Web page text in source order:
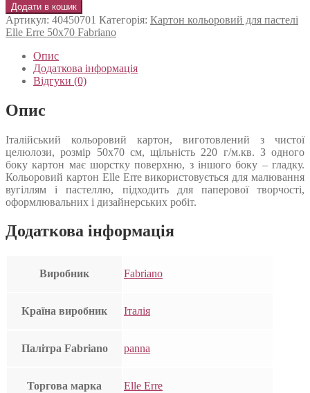
Додати в кошик
Артикул: 40450701 Категорія: Картон кольоровий для пастелі
Elle Erre 50х70 Fabriano
Опис
Додаткова інформація
Відгуки (0)
Опис
Італійський кольоровий картон, виготовлений з чистої
целюлози, розмір 50х70 см, щільність 220 г/м.кв. З одного
боку картон має шорстку поверхню, з іншого боку – гладку.
Кольоровий картон Elle Erre використовується для малювання
вугіллям і пастеллю, підходить для паперової творчості,
оформлювальних і дизайнерських робіт.
Додаткова інформація
Виробник Fabriano
Країна виробник Італія
Палітра Fabriano panna
Торгова марка Elle Erre